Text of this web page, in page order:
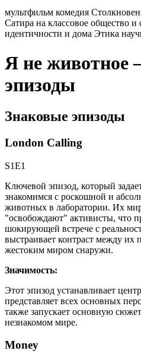
мультфильм комедия
Сатира на классовое общество и
идентичности и дома Этика
Я не животное
эпизоды
Знаковые эпизоды
London Calling
S1E1
Ключевой эпизод, который
знакомимся с роскошной и
животных в лаборатории. Их
"освобождают" активисты, что
шокирующей встрече с
выстраивает контраст между
жестоким миром снаружи.
Значимость:
Этот эпизод устанавливает
представляет всех основных
также запускает основную
незнакомом мире.
Money